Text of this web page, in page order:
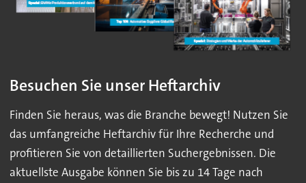
Besuchen Sie unser Heftarchiv
Finden Sie heraus, was die Branche bewegt! Nutzen Sie
das umfangreiche Heftarchiv für Ihre Recherche und
profitieren Sie von detaillierten Suchergebnissen. Die
aktuellste Ausgabe können Sie bis zu 14 Tage nach